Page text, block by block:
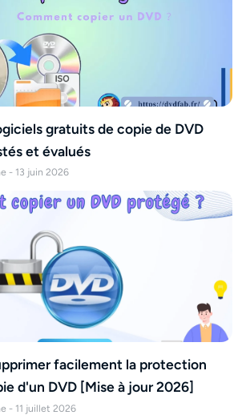
gratuits de copie de DVD
et évalués
- 13 juin 2026
facilement la protection
d'un DVD [Mise à jour 2026]
- 11 juillet 2026